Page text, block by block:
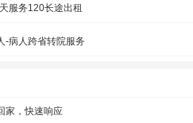
服务120长途出租
-病人跨省转院服务
家，快速响应